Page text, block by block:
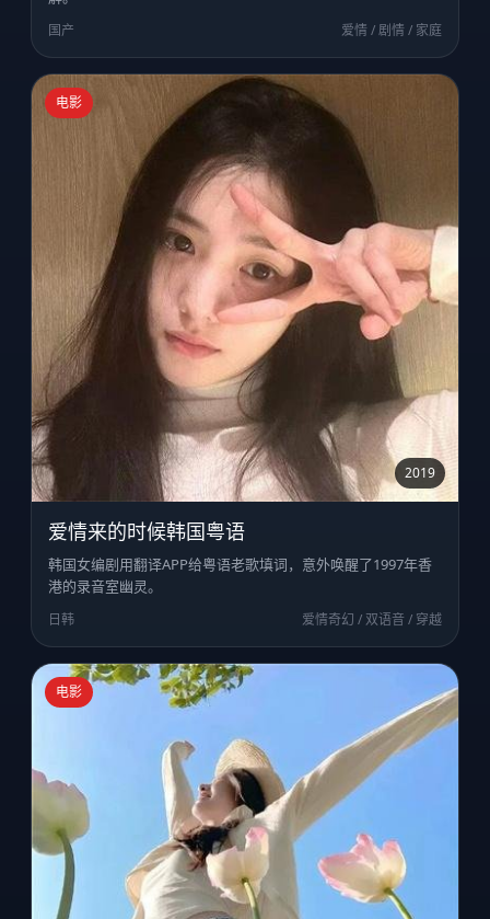
国产 爱情 / 剧情 / 家庭
电影
2019
爱情来的时候韩国粤语
韩国女编剧用翻译APP给粤语老歌填词，意外唤醒了1997年香
港的录音室幽灵。
日韩 爱情奇幻 / 双语音 / 穿越
电影